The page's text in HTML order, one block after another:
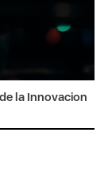
la Innovacion